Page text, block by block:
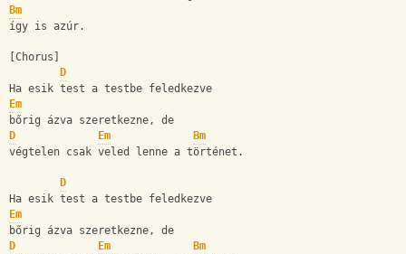
Bm
így is azúr.
[Chorus]
D
Ha esik test a testbe feledkezve
Em
bőrig ázva szeretkezne, de
D
Em
Bm
végtelen csak veled lenne a történet.
D
Ha esik test a testbe feledkezve
Em
bőrig ázva szeretkezne, de
D
Em
Bm